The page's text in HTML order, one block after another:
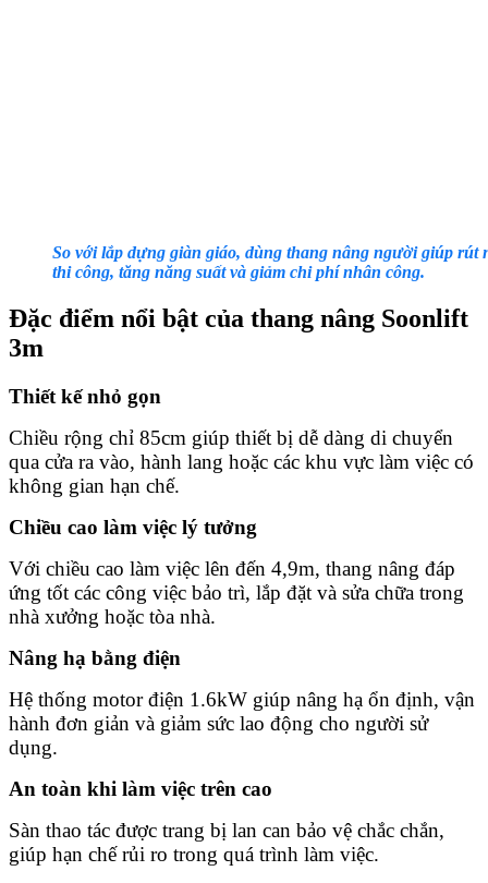
So với lắp dựng giàn giáo, dùng thang nâng người giúp rút
thi công, tăng năng suất và giảm chi phí nhân công.
Đặc điểm nổi bật của thang nâng Soonlift
3m
Thiết kế nhỏ gọn
Chiều rộng chỉ 85cm giúp thiết bị dễ dàng di chuyển
qua cửa ra vào, hành lang hoặc các khu vực làm việc có
không gian hạn chế.
Chiều cao làm việc lý tưởng
Với chiều cao làm việc lên đến 4,9m, thang nâng đáp
ứng tốt các công việc bảo trì, lắp đặt và sửa chữa trong
nhà xưởng hoặc tòa nhà.
Nâng hạ bằng điện
Hệ thống motor điện 1.6kW giúp nâng hạ ổn định, vận
hành đơn giản và giảm sức lao động cho người sử
dụng.
An toàn khi làm việc trên cao
Sàn thao tác được trang bị lan can bảo vệ chắc chắn,
giúp hạn chế rủi ro trong quá trình làm việc.